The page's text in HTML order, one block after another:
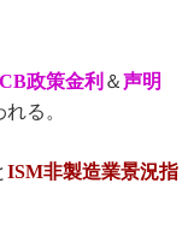
政策金利 ＆声明
る。
ISM非製造業景況指